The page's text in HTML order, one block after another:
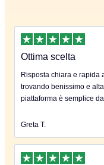
Ottima scelta
Risposta chiara e rapida
trovando benissimo e
piattaforma è semplice
Greta T.